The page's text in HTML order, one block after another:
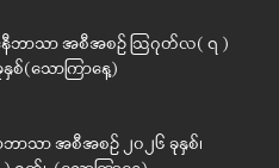
နီဘာသာ အစီအစဉ် ဩဂုတ်လ( ၇ )
စ်(သောကြာနေ့)
ာဘာသာ အစီအစဉ် ၂၀၂၆ ခုနှစ်၊